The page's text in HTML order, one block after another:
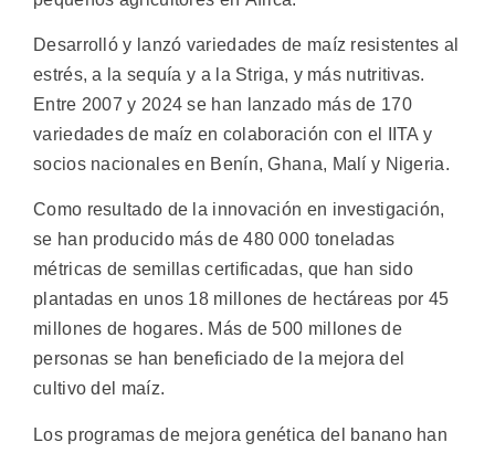
Desarrolló y lanzó variedades de maíz resistentes al
estrés, a la sequía y a la Striga, y más nutritivas.
Entre 2007 y 2024 se han lanzado más de 170
variedades de maíz en colaboración con el IITA y
socios nacionales en Benín, Ghana, Malí y Nigeria.
Como resultado de la innovación en investigación,
se han producido más de 480 000 toneladas
métricas de semillas certificadas, que han sido
plantadas en unos 18 millones de hectáreas por 45
millones de hogares. Más de 500 millones de
personas se han beneficiado de la mejora del
cultivo del maíz.
Los programas de mejora genética del banano han